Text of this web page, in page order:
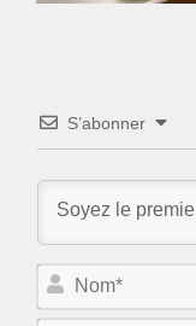
S’abonner